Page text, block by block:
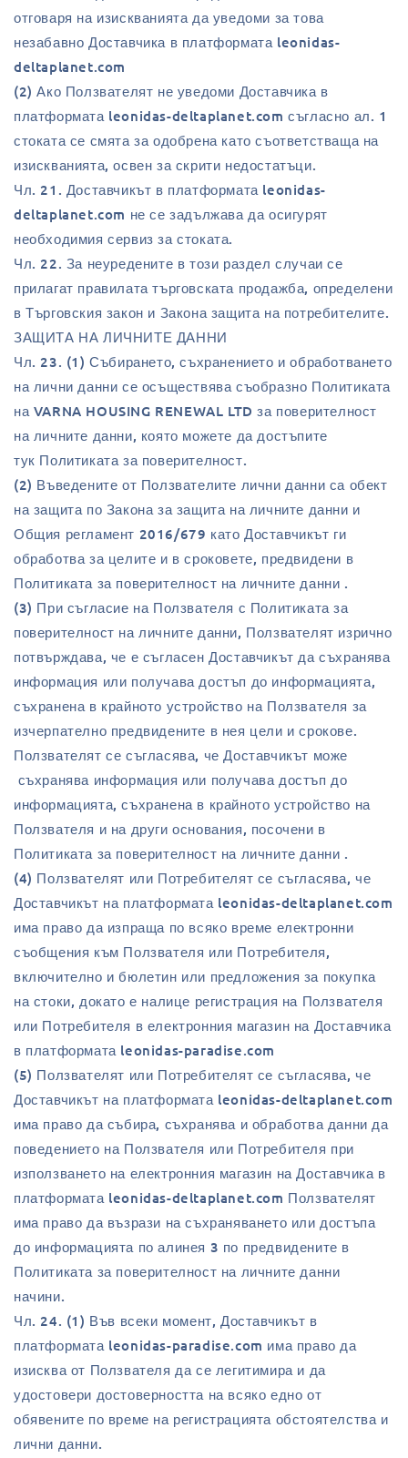
отговаря на изискванията да уведоми за това
незабавно Доставчика в платформата leonidas-
deltaplanet.com
(2) Ако Ползвателят не уведоми Доставчика в
платформата leonidas-deltaplanet.com съгласно ал. 1
стоката се смята за одобрена като съответстваща на
изискванията, освен за скрити недостатъци.
Чл. 21. Доставчикът в платформата leonidas-
deltaplanet.com не се задължава да осигурят
необходимия сервиз за стоката.
Чл. 22. За неуредените в този раздел случаи се
прилагат правилата търговската продажба, определени
в Търговския закон и Закона защита на потребителите.
ЗАЩИТА НА ЛИЧНИТЕ ДАННИ
Чл. 23. (1) Събирането, съхранението и обработването
на лични данни се осъществява съобразно Политиката
на VARNA HOUSING RENEWAL LTD за поверителност
на личните данни, която можете да достъпите
тук Политиката за поверителност.
(2) Въведените от Ползвателите лични данни са обект
на защита по Закона за защита на личните данни и
Общия регламент 2016/679 като Доставчикът ги
обработва за целите и в сроковете, предвидени в
Политиката за поверителност на личните данни .
(3) При съгласие на Ползвателя с Политиката за
поверителност на личните данни, Ползвателят изрично
потвърждава, че е съгласен Доставчикът да съхранява
информация или получава достъп до информацията,
съхранена в крайното устройство на Ползвателя за
изчерпателно предвидените в нея цели и срокове.
Ползвателят се съгласява, че Доставчикът може
съхранява информация или получава достъп до
информацията, съхранена в крайното устройство на
Ползвателя и на други основания, посочени в
Политиката за поверителност на личните данни .
(4) Ползвателят или Потребителят се съгласява, че
Доставчикът на платформата leonidas-deltaplanet.com
има право да изпраща по всяко време електронни
съобщения към Ползвателя или Потребителя,
включително и бюлетин или предложения за покупка
на стоки, докато е налице регистрация на Ползвателя
или Потребителя в електронния магазин на Доставчика
в платформата leonidas-paradise.com
(5) Ползвателят или Потребителят се съгласява, че
Доставчикът на платформата leonidas-deltaplanet.com
има право да събира, съхранява и обработва данни да
поведението на Ползвателя или Потребителя при
използването на електронния магазин на Доставчика в
платформата leonidas-deltaplanet.com Ползвателят
има право да възрази на съхраняването или достъпа
до информацията по алинея 3 по предвидените в
Политиката за поверителност на личните данни
начини.
Чл. 24. (1) Във всеки момент, Доставчикът в
платформата leonidas-paradise.com има право да
изисква от Ползвателя да се легитимира и да
удостовери достоверността на всяко едно от
обявените по време на регистрацията обстоятелства и
лични данни.